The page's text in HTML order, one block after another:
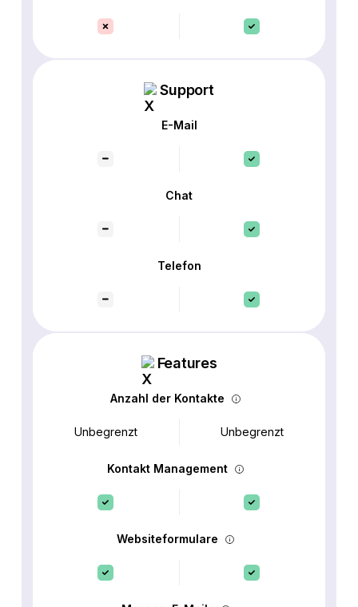
Support
E-Mail
Chat
Telefon
Features
Anzahl der Kontakte
Unbegrenzt Unbegrenzt
Kontakt Management
Websiteformulare